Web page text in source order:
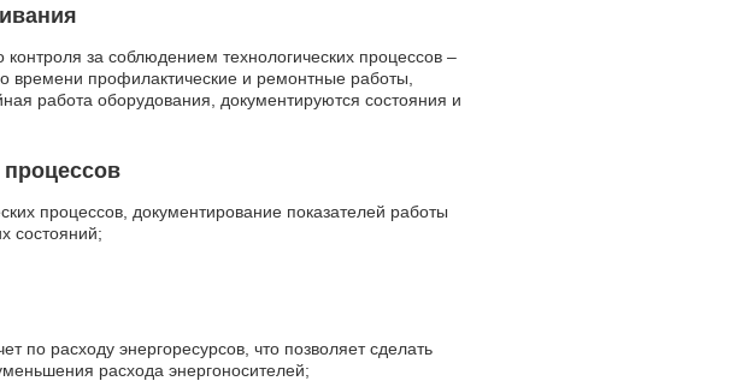
контроля за соблюдением технологических процессов –
времени профилактические и ремонтные работы,
работа оборудования, документируются состояния и
процессов
процессов, документирование показателей работы
состояний;
по расходу энергоресурсов, что позволяет сделать
расхода энергоносителей;